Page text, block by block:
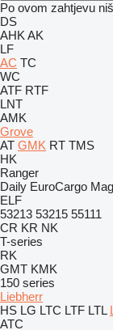
Po ovom zahtjevu
DS
AHK AK
LF
AC TC
WC
ATF RTF
LNT
AMK
Grove
AT GMK RT TMS
HK
Ranger
Daily EuroCargo
ELF
53213 53215 55111
CR KR NK
T-series
RK
GMT KMK
150 series
Liebherr
HS LG LTC LTF LTL
ATC